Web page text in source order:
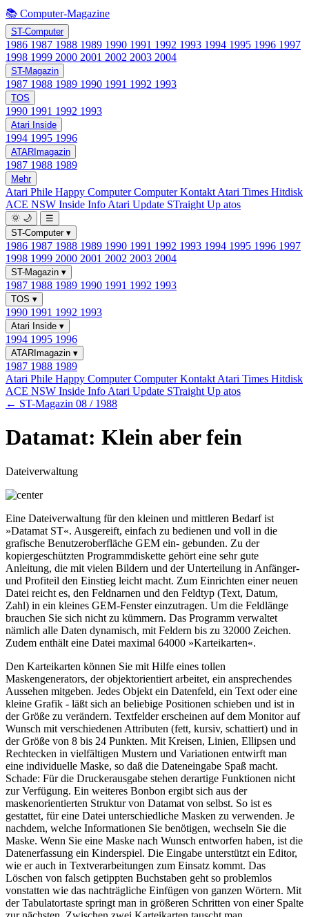
📚 Computer-Magazine
ST-Computer
1986 1987 1988 1989 1990 1991 1992 1993 1994 1995 1996 1997
1998 1999 2000 2001 2002 2003 2004
ST-Magazin
1987 1988 1989 1990 1991 1992 1993
TOS
1990 1991 1992 1993
Atari Inside
1994 1995 1996
ATARImagazin
1987 1988 1989
Mehr
Atari Phile Happy ComputerComputer Kontakt Atari Times Hitdisk
ACE NSW Inside Info Atari Update STraight Up atos
🌞 🌙
☰
ST-Computer ▾
1986 1987 1988 1989 1990 1991 1992 1993 1994 1995 1996 1997
1998 1999 2000 2001 2002 2003 2004
ST-Magazin ▾
1987 1988 1989 1990 1991 1992 1993
TOS ▾
1990 1991 1992 1993
Atari Inside ▾
1994 1995 1996
ATARImagazin ▾
1987 1988 1989
Atari Phile Happy ComputerComputer Kontakt Atari Times Hitdisk
ACE NSW Inside Info Atari Update STraight Up atos
← ST-Magazin 08 / 1988
Datamat: Klein aber fein
Dateiverwaltung
Eine Dateiverwaltung für den kleinen und mittleren Bedarf ist
»Datamat ST«. Ausgereift, einfach zu bedienen und voll in die
grafische Benutzeroberfläche GEM ein- gebunden. Zu der
kopiergeschützten Programmdiskette gehört eine sehr gute
Anleitung, die mit vielen Bildern und der Unterteilung in Anfänger-
und Profiteil den Einstieg leicht macht. Zum Einrichten einer neuen
Datei reicht es, den Feldnarnen und den Feldtyp (Text, Datum,
Zahl) in ein kleines GEM-Fenster einzutragen. Um die Feldlänge
brauchen Sie sich nicht zu kümmern. Das Programm verwaltet
nämlich alle Daten dynamisch, mit Feldern bis zu 32000 Zeichen.
Zudem enthält eine Datei maximal 64000 »Karteikarten«.
Den Karteikarten können Sie mit Hilfe eines tollen
Maskengenerators, der objektorientiert arbeitet, ein ansprechendes
Aussehen mitgeben. Jedes Objekt ein Datenfeld, ein Text oder eine
kleine Grafik - läßt sich an beliebige Positionen schieben und ist in
der Größe zu verändern. Textfelder erscheinen auf dem Monitor auf
Wunsch mit verschiedenen Attributen (fett, kursiv, schattiert) und in
der Größe von 8 bis 24 Punkten. Mit Kreisen, Linien, Ellipsen und
Rechtecken in vielfältigen Mustern und Variationen entwirft man
eine individuelle Maske, so daß die Dateneingabe Spaß macht.
Schade: Für die Druckerausgabe stehen derartige Funktionen nicht
zur Verfügung. Ein weiteres Bonbon ergibt sich aus der
maskenorientierten Struktur von Datamat von selbst. So ist es
gestattet, für eine Datei unterschiedliche Masken zu verwenden. Je
nachdem, welche Informationen Sie benötigen, wechseln Sie die
Maske. Wenn Sie eine Maske nach Wunsch entworfen haben, ist die
Datenerfassung ein Kinderspiel. Die Eingabe unterstützt ein Editor,
wie er auch in Textverarbeitungen zum Einsatz kommt. Das
Löschen von falsch getippten Buchstaben geht so problemlos
vonstatten wie das nachträgliche Einfügen von ganzen Wörtern. Mit
der Tabulatortaste springt man in größeren Schritten von einer Spalte